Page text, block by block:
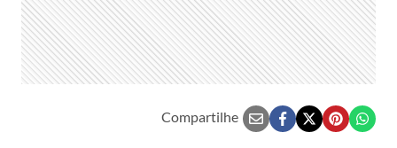
Compartilhe